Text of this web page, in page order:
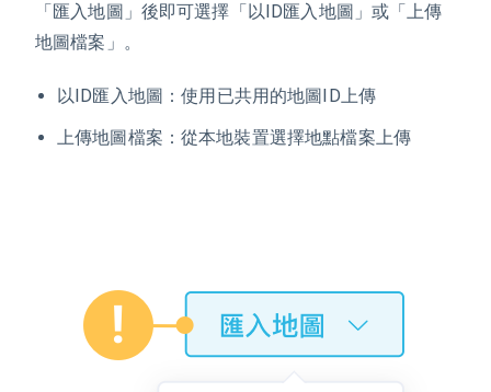
「匯入地圖」後即可選擇「以ID匯入地圖」或「上傳
地圖檔案」。
以ID匯入地圖：使用已共用的地圖ID上傳
上傳地圖檔案：從本地裝置選擇地點檔案上傳